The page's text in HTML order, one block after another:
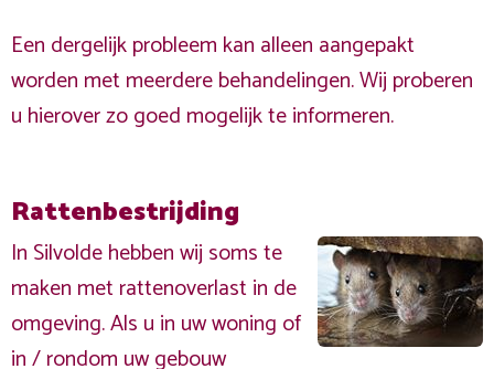
Een dergelijk probleem kan alleen aangepakt
worden met meerdere behandelingen. Wij proberen
u hierover zo goed mogelijk te informeren.
Rattenbestrijding
In Silvolde hebben wij soms te
maken met rattenoverlast in de
omgeving. Als u in uw woning of
in / rondom uw gebouw